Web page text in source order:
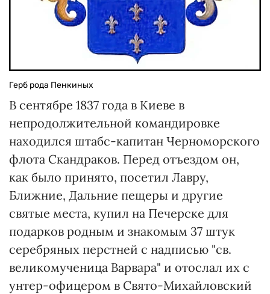
Герб рода Пенкиных
В сентябре 1837 года в Киеве в
непродолжительной командировке
находился штабс-капитан Черноморского
флота Скандраков. Перед отъездом он,
как было принято, посетил Лавру,
Ближние, Дальние пещеры и другие
святые места, купил на Печерске для
подарков родным и знакомым 37 штук
серебряных перстней с надписью "св.
великомученица Варвара" и отослал их с
унтер-офицером в Свято-Михайловский